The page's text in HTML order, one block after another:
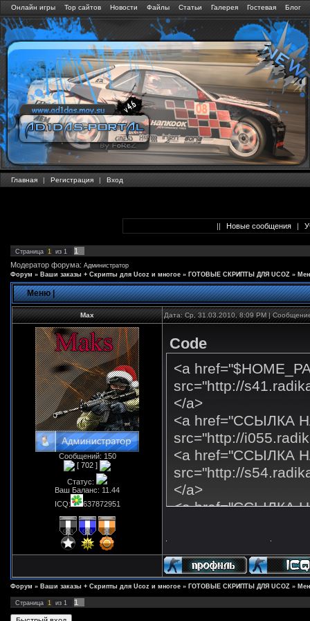
Онлайн игры Тор сайтов Новости Файлы Статьи Галерея Гостевая Блог
Главная | Регистрация | Вход
|| Новые сообщения |
Страница 1 из 1
1
Модератор форума: Администратор
Форум » Ваши заказы + Скрипты для Ucoz и многое » ГОТОВЫЕ СКРИПТЫ ДЛЯ UCOZ »
Меню |
Max Дата: Ср, 31.03.2010, 8:09 PM |
Сообщений: 150
[ 702 ]
Статус:
Ваш Баланс: 11.44
ICQ:
637872951
Code
<a
src="http://
</a>
<a href="ССЫЛКА
src="http://
<a href="ССЫЛКА
src="http://
</a>
<a href="ССЫЛКА
<a href="ССЫЛКА
src="http://
</a>
<a href="ССЫЛКА
src="http://
Форум » Ваши заказы + Скрипты для Ucoz и многое » ГОТОВЫЕ СКРИПТЫ ДЛЯ UCOZ »
Страница 1 из 1 1